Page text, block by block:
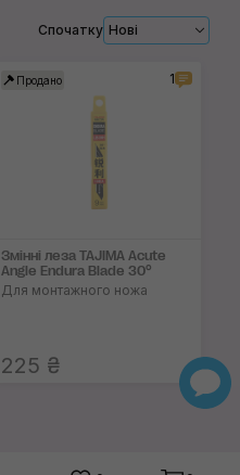
Спочатку Нові
Продано 1
Змінні леза TAJIMA Acute
Angle Endura Blade 30°
Для монтажного ножа
225 ₴